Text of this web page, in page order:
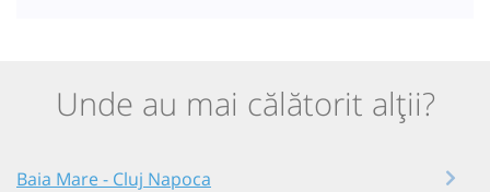
Unde au mai călătorit alții?
Baia Mare - Cluj Napoca